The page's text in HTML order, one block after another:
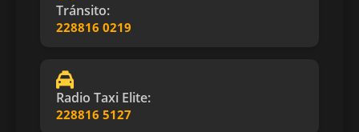
Tránsito:
228816 0219
Radio Taxi Elite:
228816 5127